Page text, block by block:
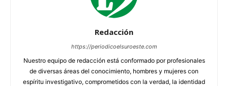
Redacción
https://periodicoelsuroeste.com
Nuestro equipo de redacción está conformado por profesionales
de diversas áreas del conocimiento, hombres y mujeres con
espíritu investigativo, comprometidos con la verdad, la identidad